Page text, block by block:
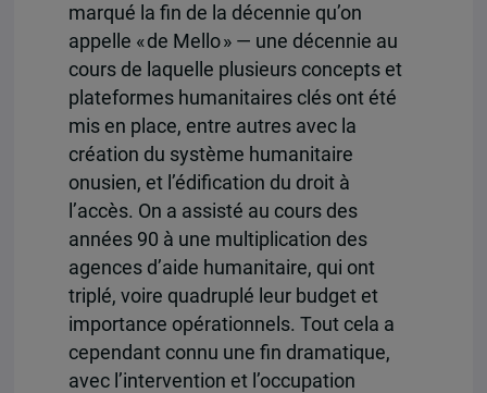
marqué la fin de la décennie qu’on
appelle « de Mello » — une décennie au
cours de laquelle plusieurs concepts et
plateformes humanitaires clés ont été
mis en place, entre autres avec la
création du système humanitaire
onusien, et l’édification du droit à
l’accès. On a assisté au cours des
années 90 à une multiplication des
agences d’aide humanitaire, qui ont
triplé, voire quadruplé leur budget et
importance opérationnels. Tout cela a
cependant connu une fin dramatique,
avec l’intervention et l’occupation